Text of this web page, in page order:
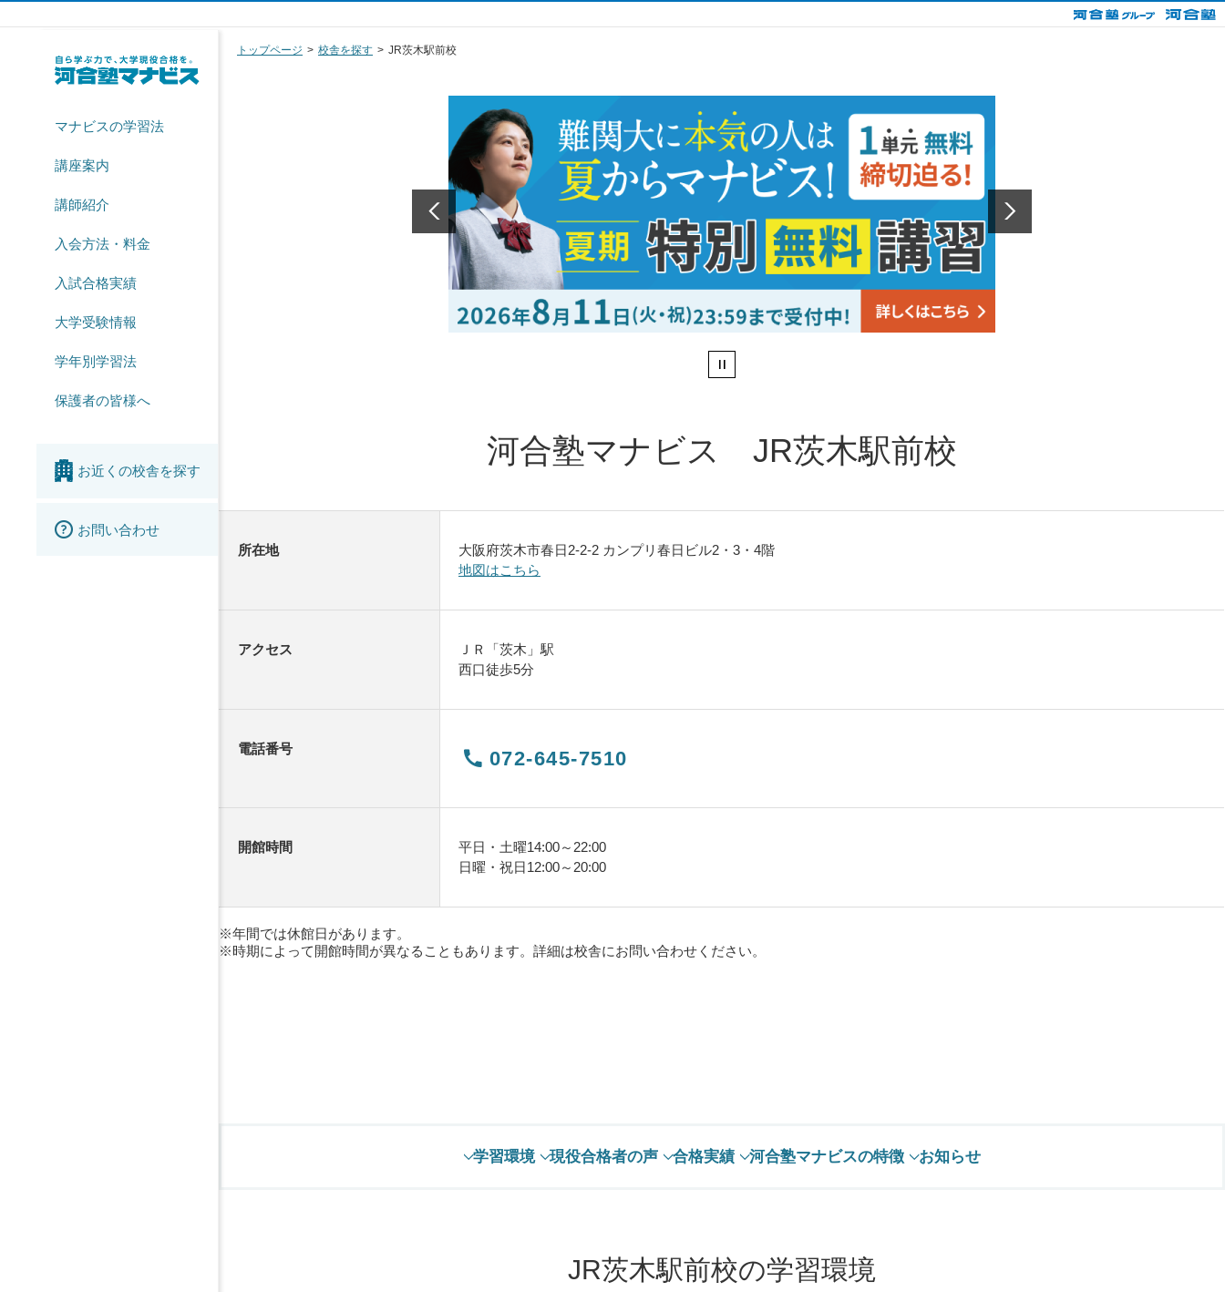
マナビスの学習法
講座案内
講師紹介
入会方法・料金
入試合格実績
大学受験情報
学年別学習法
保護者の皆様へ
お近くの校舎を探す
お問い合わせ
トップページ 校舎を探す JR茨木駅前校
河合塾マナビス JR茨木駅前校
所在地
大阪府茨木市春日2-2-2 カンプリ春日ビル2・3・4階
地図はこちら
アクセス
ＪＲ「茨木」駅
西口徒歩5分
電話番号 072-645-7510
開館時間
平日・土曜14:00～22:00
日曜・祝日12:00～20:00
年間では休館日があります。
時期によって開館時間が異なることもあります。詳細は校舎にお問い合わせください。
学習環境 現役合格者の声 合格実績 河合塾マナビスの特徴 お知らせ
JR茨木駅前校の学習環境